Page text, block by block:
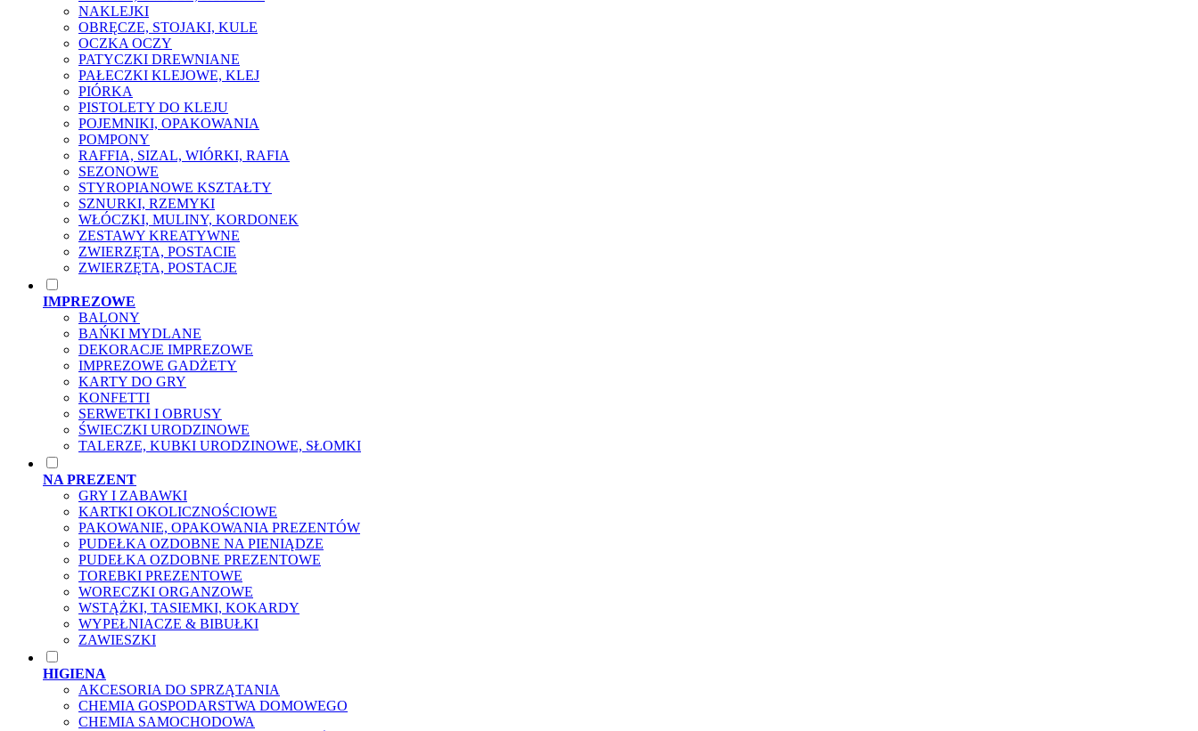
NAKLEJKI
OBRĘCZE, STOJAKI, KULE
OCZKA OCZY
PATYCZKI DREWNIANE
PAŁECZKI KLEJOWE, KLEJ
PIÓRKA
PISTOLETY DO KLEJU
POJEMNIKI, OPAKOWANIA
POMPONY
RAFFIA, SIZAL, WIÓRKI, RAFIA
SEZONOWE
STYROPIANOWE KSZTAŁTY
SZNURKI, RZEMYKI
WŁÓCZKI, MULINY, KORDONEK
ZESTAWY KREATYWNE
ZWIERZĘTA, POSTACIE
ZWIERZĘTA, POSTACJE
IMPREZOWE
BALONY
BAŃKI MYDLANE
DEKORACJE IMPREZOWE
IMPREZOWE GADŻETY
KARTY DO GRY
KONFETTI
SERWETKI I OBRUSY
ŚWIECZKI URODZINOWE
TALERZE, KUBKI URODZINOWE, SŁOMKI
NA PREZENT
GRY I ZABAWKI
KARTKI OKOLICZNOŚCIOWE
PAKOWANIE, OPAKOWANIA PREZENTÓW
PUDEŁKA OZDOBNE NA PIENIĄDZE
PUDEŁKA OZDOBNE PREZENTOWE
TOREBKI PREZENTOWE
WORECZKI ORGANZOWE
WSTĄŻKI, TASIEMKI, KOKARDY
WYPEŁNIACZE & BIBUŁKI
ZAWIESZKI
HIGIENA
AKCESORIA DO SPRZĄTANIA
CHEMIA GOSPODARSTWA DOMOWEGO
CHEMIA SAMOCHODOWA